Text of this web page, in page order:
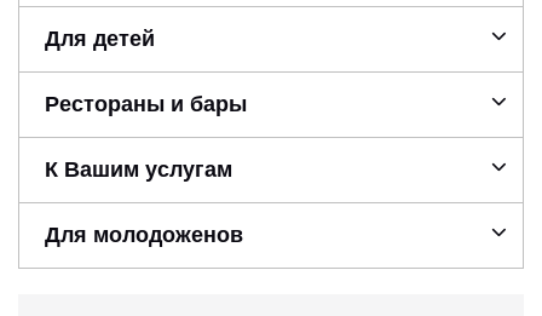
Для детей
Рестораны и бары
К Вашим услугам
Для молодоженов